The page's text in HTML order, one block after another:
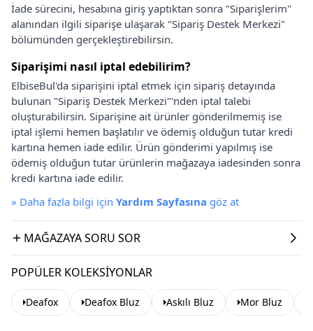
İade sürecini, hesabına giriş yaptıktan sonra "Siparişlerim"
alanından ilgili siparişe ulaşarak "Sipariş Destek Merkezi"
bölümünden gerçekleştirebilirsin.
Siparişimi nasıl iptal edebilirim?
ElbiseBul'da siparişini iptal etmek için sipariş detayında
bulunan "Sipariş Destek Merkezi"'nden iptal talebi
oluşturabilirsin. Siparişine ait ürünler gönderilmemiş ise
iptal işlemi hemen başlatılır ve ödemiş olduğun tutar kredi
kartına hemen iade edilir. Ürün gönderimi yapılmış ise
ödemiş olduğun tutar ürünlerin mağazaya iadesinden sonra
kredi kartına iade edilir.
» Daha fazla bilgi için Yardım Sayfasına göz at
MAĞAZAYA SORU SOR
POPÜLER KOLEKSIYONLAR
Deafox Deafox Bluz Askılı Bluz Mor Bluz